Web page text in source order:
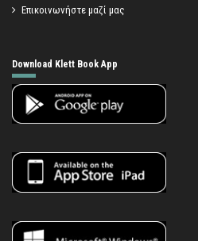
Επικοινωνήστε μαζί μας
Download Klett Book App